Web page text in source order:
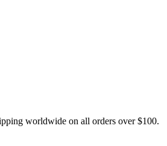
worldwide on all orders over $100.